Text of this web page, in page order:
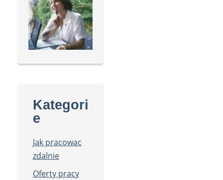
Kategori
e
Jak pracowac
zdalnie
Oferty pracy